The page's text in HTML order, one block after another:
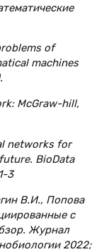
of
machines
McGraw-hill,
networks for
BioData
3
В.И., Попова
с
Журнал
2022;